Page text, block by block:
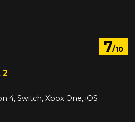
7/10
2
4, Switch, Xbox One, iOS